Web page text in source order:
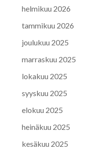
helmikuu 2026
tammikuu 2026
joulukuu 2025
marraskuu 2025
lokakuu 2025
syyskuu 2025
elokuu 2025
heinäkuu 2025
kesäkuu 2025